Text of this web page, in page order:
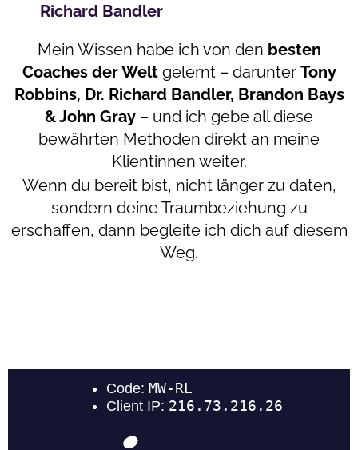
Richard Bandler
Mein Wissen habe ich von den besten
Coaches der Weltgelernt – darunter Tony
Robbins, Dr. Richard Bandler, Brandon Bays
& John Gray – und ich gebe all diese
bewährten Methoden direkt an meine
Klientinnen weiter.
Wenn du bereit bist, nicht länger zu daten,
sondern deine Traumbeziehung zu
erschaffen, dann begleite ich dich auf diesem
Weg.